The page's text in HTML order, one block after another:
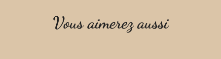
Vous aimerez aussi